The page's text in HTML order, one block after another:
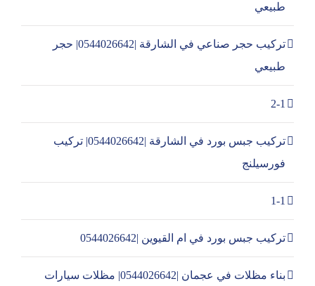
طبيعي
تركيب حجر صناعي في الشارقة |0544026642| حجر
طبيعي
2-1
تركيب جبس بورد في الشارقة |0544026642| تركيب
فورسيلنج
1-1
تركيب جبس بورد في ام القيوين |0544026642
بناء مظلات في عجمان |0544026642| مظلات سيارات